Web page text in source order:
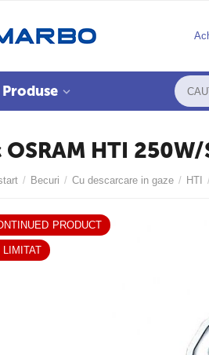
Produse
OSRAM HTI 250W/
/ Becuri / Cu descarcare in gaze / HTI
PRODUCT